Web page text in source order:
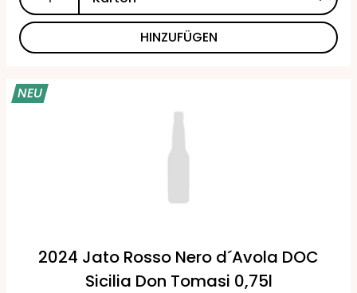
HINZUFÜGEN
NEU
2024 Jato Rosso Nero d´Avola DOC
Sicilia Don Tomasi 0,75l